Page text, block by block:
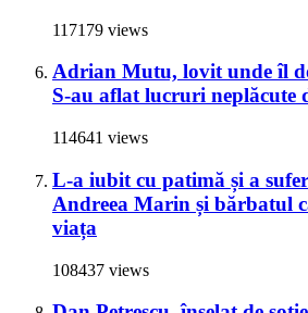
117179 views
Adrian Mutu, lovit unde îl
S-au aflat lucruri neplăcute
114641 views
L-a iubit cu patimă și a
Andreea Marin și bărbatul
viața
108437 views